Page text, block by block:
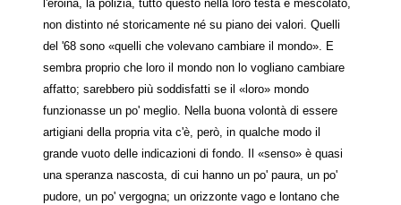
l'eroina, la polizia, tutto questo nella loro testa è mescolato,
non distinto né storicamente né su piano dei valori. Quelli
del '68 sono «quelli che volevano cambiare il mondo». E
sembra proprio che loro il mondo non lo vogliano cambiare
affatto; sarebbero più soddisfatti se il «loro» mondo
funzionasse un po' meglio. Nella buona volontà di essere
artigiani della propria vita c'è, però, in qualche modo il
grande vuoto delle indicazioni di fondo. Il «senso» è quasi
una speranza nascosta, di cui hanno un po' paura, un po'
pudore, un po' vergogna; un orizzonte vago e lontano che